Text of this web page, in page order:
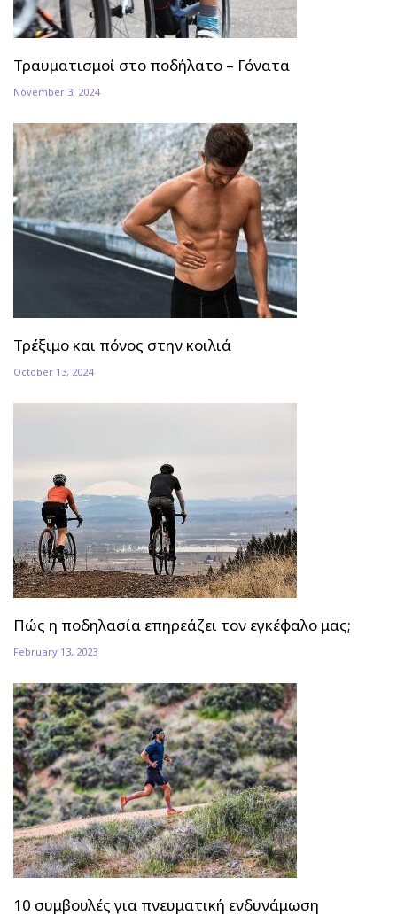
Τραυματισμοί στο ποδήλατο – Γόνατα
November 3, 2024
Τρέξιμο και πόνος στην κοιλιά
October 13, 2024
Πώς η ποδηλασία επηρεάζει τον εγκέφαλο μας;
February 13, 2023
10 συμβουλές για πνευματική ενδυνάμωση